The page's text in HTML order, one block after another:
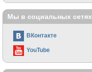
Мы в социальных сетях
ВКонтакте
YouTube